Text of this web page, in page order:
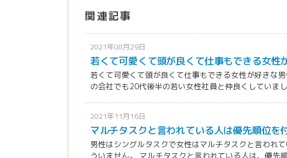
関連記事
2021年08月29日
若くて可愛くて頭が良くて仕事もできる女性
若くて可愛くて頭が良くて仕事もできる女性が好きな
の会社でも20代後半の若い女性社員と仲良くしていま
2021年11月16日
マルチタスクと言われている人は優先順位を
男性はシングルタスクで女性はマルチタスクと言われ
ういません。 マルチタスクと言われている人は、優先